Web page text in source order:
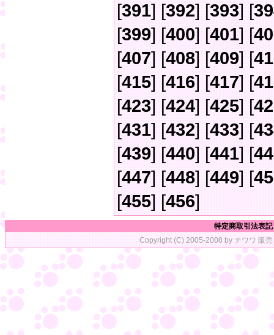
[391] [392] [393] [
[399] [400] [401] [
[407] [408] [409] [
[415] [416] [417] [
[423] [424] [425] [
[431] [432] [433] [
[439] [440] [441] [
[447] [448] [449] [
[455] [456]
特定商取引法表記
Copyright (C) 2005-2008 by チワワ 販